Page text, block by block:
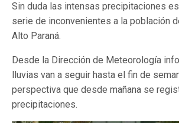
Sin duda las intensas precipitaciones
serie de inconvenientes a la población
Alto Paraná.
Desde la Dirección de Meteorología
lluvias van a seguir hasta el fin de
perspectiva que desde mañana se
precipitaciones.